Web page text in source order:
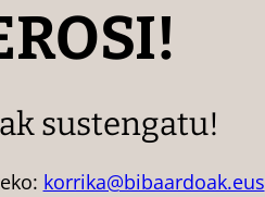
sustengatu!
korrika@bibaardoak.eus